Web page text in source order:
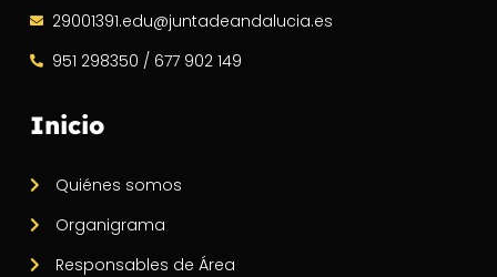
29001391.edu@juntadeandalucia.es
951 298350 / 677 902 149
Inicio
Quiénes somos
Organigrama
Responsables de Área